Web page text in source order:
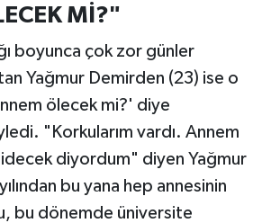
Mİ?"
boyunca çok zor günler
Yağmur Demirden (23) ise o
ölecek mi?' diye
"Korkularım vardı. Annem
diyordum" diyen Yağmur
bu yana hep annesinin
bu dönemde üniversite